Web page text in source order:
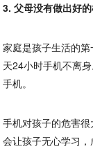
3. 父母没有做出好
家庭是孩子生活的
天24小时手机不离
手机。
手机对孩子的危害
会让孩子无心学习